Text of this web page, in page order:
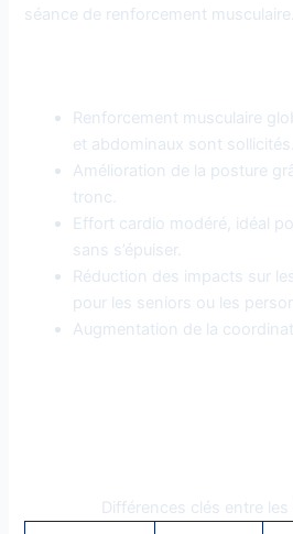
séance de renforcement musculaire.
Renforcement musculaire
et abdominaux sont sollicités.
Amélioration de la posture
tronc.
Effort cardio modéré, idéal
sans s’épuiser.
Réduction des impacts sur
pour les seniors ou les
Augmentation de la
Différences clés entre